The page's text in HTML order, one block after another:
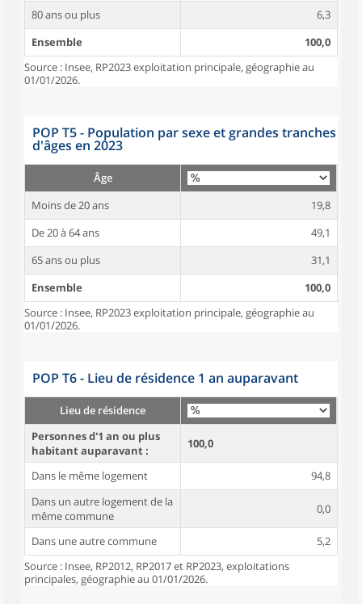
80 ans ou plus
6,3
Ensemble
100,0
Source : Insee, RP2023 exploitation principale, géographie au
01/01/2026.
POP T5 - Population par sexe et grandes tranches
d'âges en 2023
Âge
Moins de 20 ans
19,8
De 20 à 64 ans
49,1
65 ans ou plus
31,1
Ensemble
100,0
Source : Insee, RP2023 exploitation principale, géographie au
01/01/2026.
POP T6 - Lieu de résidence 1 an auparavant
Lieu de résidence
Personnes d'1 an ou plus
habitant auparavant :
100,0
Dans le même logement
94,8
Dans un autre logement de la
même commune
0,0
Dans une autre commune
5,2
Source : Insee, RP2012, RP2017 et RP2023, exploitations
principales, géographie au 01/01/2026.